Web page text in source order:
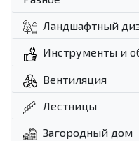
Ландшафтный
Инструменты и
Вентиляция
Лестницы
Загородный дом